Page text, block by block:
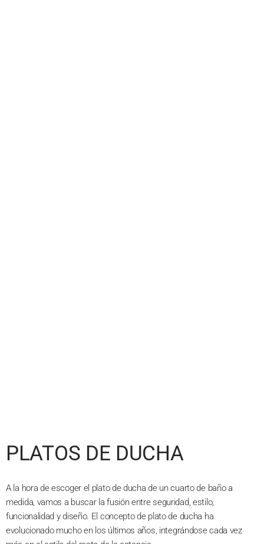
PLATOS DE DUCHA
A la hora de escoger el plato de ducha de un cuarto de baño a
medida, vamos a buscar la fusión entre seguridad, estilo,
funcionalidad y diseño. El concepto de plato de ducha ha
evolucionado mucho en los últimos años, integrándose cada vez